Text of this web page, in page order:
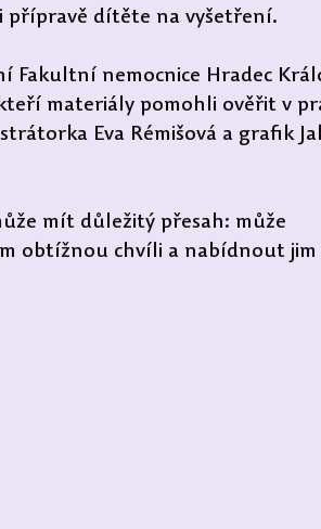
dítěte na vyšetření.
Fakultní nemocnice Hradec
materiály pomohli ověřit v
Eva Rémišová a grafik
mít důležitý přesah: může
obtížnou chvíli a nabídnout jim